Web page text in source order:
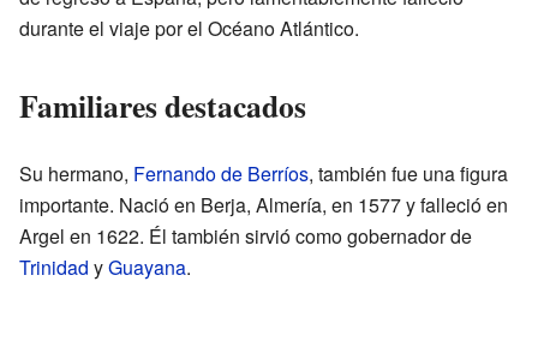
durante el viaje por el Océano Atlántico.
Familiares destacados
Su hermano, Fernando de Berríos, también fue una figura
importante. Nació en Berja, Almería, en 1577 y falleció en
Argel en 1622. Él también sirvió como gobernador de
Trinidad yGuayana.